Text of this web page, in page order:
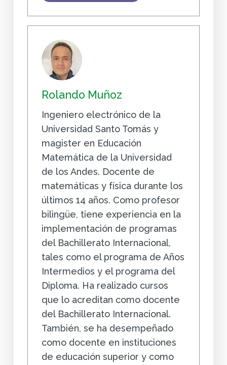
Rolando Muñoz
Ingeniero electrónico de la
Universidad Santo Tomás y
magister en Educación
Matemática de la Universidad
de los Andes. Docente de
matemáticas y física durante los
últimos 14 años. Como profesor
bilingüe, tiene experiencia en la
implementación de programas
del Bachillerato Internacional,
tales como el programa de Años
Intermedios y el programa del
Diploma. Ha realizado cursos
que lo acreditan como docente
del Bachillerato Internacional.
También, se ha desempeñado
como docente en instituciones
de educación superior y como